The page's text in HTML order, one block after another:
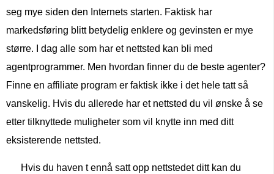
seg mye siden den Internets starten. Faktisk har
markedsføring blitt betydelig enklere og gevinsten er mye
større. I dag alle som har et nettsted kan bli med
agentprogrammer. Men hvordan finner du de beste agenter?
Finne en affiliate program er faktisk ikke i det hele tatt så
vanskelig. Hvis du allerede har et nettsted du vil ønske å se
etter tilknyttede muligheter som vil knytte inn med ditt
eksisterende nettsted.
Hvis du haven t ennå satt opp nettstedet ditt kan du